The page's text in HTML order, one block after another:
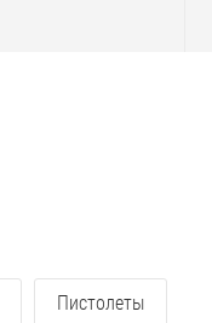
Пистолеты